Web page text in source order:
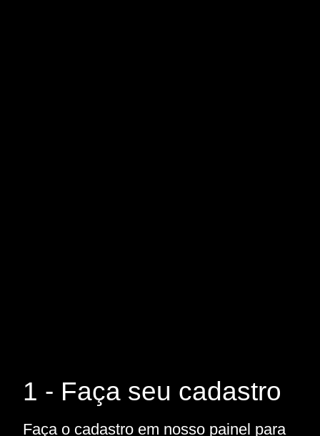
1 - Faça seu cadastro
Faça o cadastro em nosso painel para